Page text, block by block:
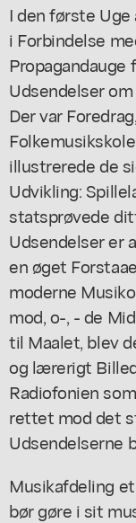
I den første
i Forbindelse
Udsendelser
Der var
illustrerede de
Udvikling:
statsprøvede
Udsendelser er
en øget
moderne
mod, o-, - de
til Maalet, blev
og lærerigt
Radiofonien
rettet mod det
Udsendelserne
Musikafdeling
bør gøre i sit